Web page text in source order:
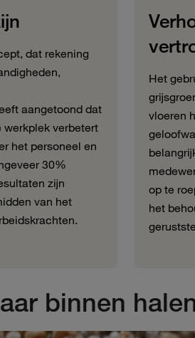
dat rekening
aangetoond dat
verbetert
het personeel en
30%
zijn
van het
Het
vloeren
op te
het
binnen